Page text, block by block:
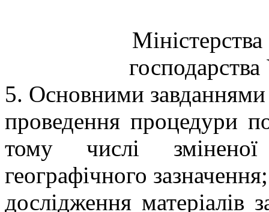
5. Основними завданнями
проведення процедури
тому числі
географічного зазначення;
дослідження матеріалів